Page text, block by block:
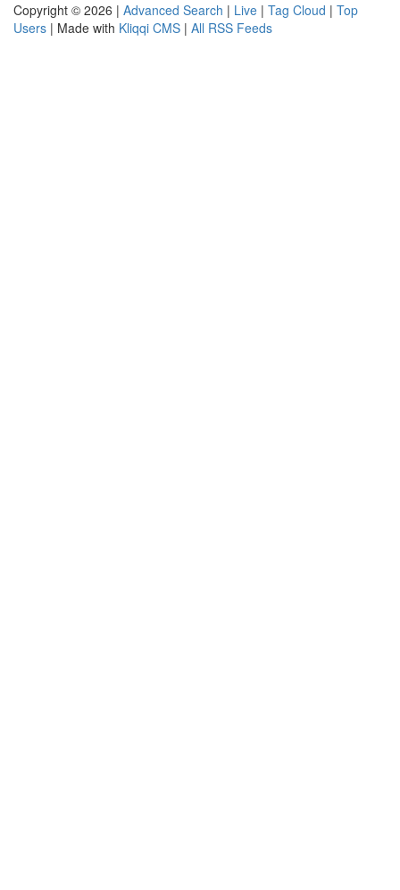
Copyright © 2026 | Advanced Search | Live | Tag Cloud | Top
Users | Made with Kliqqi CMS | All RSS Feeds